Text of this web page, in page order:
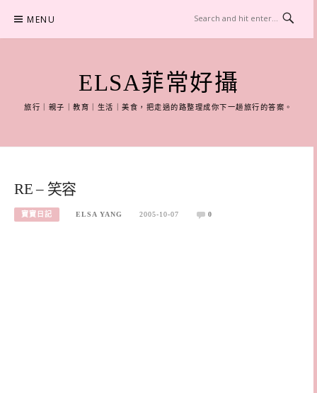
content
MENU
ELSA菲常好攝
旅行｜親子｜教育｜生活｜美食，把走過的路整理成你下一趟旅行的答案。
RE – 笑容
寶寶日記 ELSA YANG 2005-10-07 0